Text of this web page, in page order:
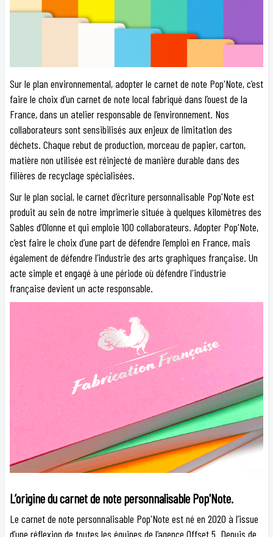
Sur le plan environnemental, adopter le carnet de note Pop'Note, c’est
faire le choix d’un carnet de note local fabriqué dans l’ouest de la
France, dans un atelier responsable de l’environnement. Nos
collaborateurs sont sensibilisés aux enjeux de limitation des
déchets. Chaque rebut de production, morceau de papier, carton,
matière non utilisée est réinjecté de manière durable dans des
filières de recyclage spécialisées.
Sur le plan social, le carnet d’écriture personnalisable Pop'Note est
produit au sein de notre imprimerie située à quelques kilomètres des
Sables d’Olonne et qui emploie 100 collaborateurs. Adopter Pop'Note,
c’est faire le choix d’une part de défendre l’emploi en France, mais
également de défendre l’industrie des arts graphiques française. Un
acte simple et engagé à une période où défendre l'industrie
française devient un acte responsable.
L’origine du carnet de note personnalisable Pop'Note.
Le carnet de note personnalisable Pop'Note est né en 2020 à l’issue
d’une réflexion de toutes les équipes de l’agence Offset 5. Depuis de